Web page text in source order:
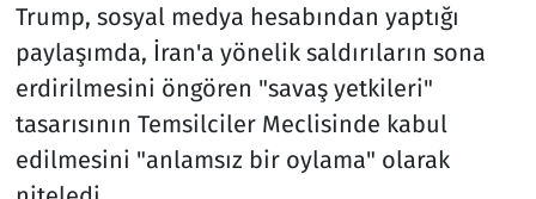
Trump, sosyal medya hesabından yaptığı
paylaşımda, İran'a yönelik saldırıların sona
erdirilmesini öngören "savaş yetkileri"
tasarısının Temsilciler Meclisinde kabul
edilmesini "anlamsız bir oylama" olarak
Teknoloji ve Bilim
Televizyon